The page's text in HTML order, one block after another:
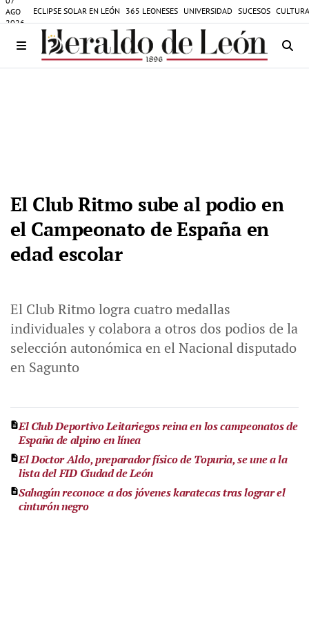
AGO
2026
ECLIPSE SOLAR EN LEÓN 365 LEONESES UNIVERSIDAD SUCESOS
El Club Ritmo sube al podio en
el Campeonato de España en
edad escolar
El Club Ritmo logra cuatro medallas
individuales y colabora a otros dos podios de la
selección autonómica en el Nacional disputado
en Sagunto
El Club Deportivo Leitariegos reina en los campeonatos de
España de alpino en línea
El Doctor Aldo, preparador físico de Topuria, se une a la
lista del FID Ciudad de León
Sahagún reconoce a dos jóvenes karatecas tras lograr el
cinturón negro